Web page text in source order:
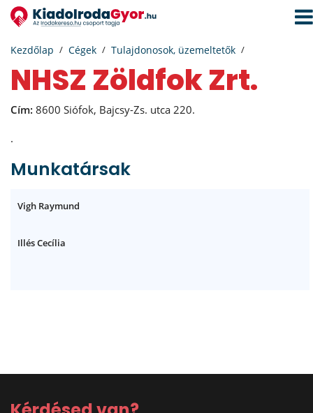
Kezdőlap Cégek Tulajdonosok, üzemeltetők
NHSZ Zöldfok Zrt.
Cím: 8600 Siófok, Bajcsy-Zs. utca 220.
.
Munkatársak
Vigh Raymund
Illés Cecília